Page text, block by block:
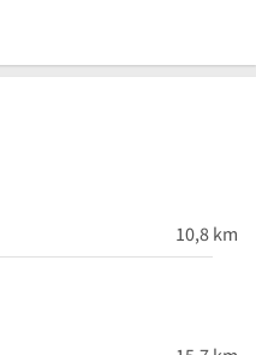
10,8 km